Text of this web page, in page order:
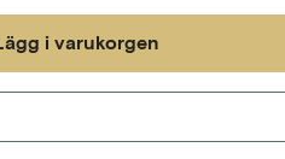
i varukorgen